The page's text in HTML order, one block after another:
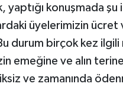
yaptığı konuşmada şu
üyelerimizin ücret
durum birçok kez ilgili
emeğine ve alın
ve zamanında